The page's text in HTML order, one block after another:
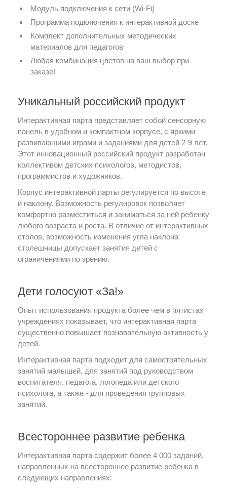
Модуль подключения к сети (Wi-Fi)
Программа подключения к интерактивной доске
Комплект дополнительных методических
материалов для педагогов
Любая комбинация цветов на ваш выбор при
заказе!
Уникальный российский продукт
Интерактивная парта представляет собой сенсорную
панель в удобном и компактном корпусе, с яркими
развивающими играми и заданиями для детей 2-9 лет.
Этот инновационный российский продукт разработан
коллективом детских психологов, методистов,
программистов и художников.
Корпус интерактивной парты регулируется по высоте
и наклону. Возможность регулировок позволяет
комфортно разместиться и заниматься за ней ребенку
любого возраста и роста. В отличие от интерактивных
столов, возможность изменения угла наклона
столешницы допускает занятия детей с
ограничениями по зрению.
Дети голосуют «За!»
Опыт использования продукта более чем в пятистах
учреждениях показывает, что интерактивная парта
существенно повышает познавательную активность у
детей.
Интерактивная парта подходит для самостоятельных
занятий малышей, для занятий под руководством
воспитателя, педагога, логопеда или детского
психолога, а также - для проведения групповых
занятий.
Всестороннее развитие ребенка
Интерактивная парта содержит более 4 000 заданий,
направленных на всестороннее развитие ребенка в
следующих направлениях: